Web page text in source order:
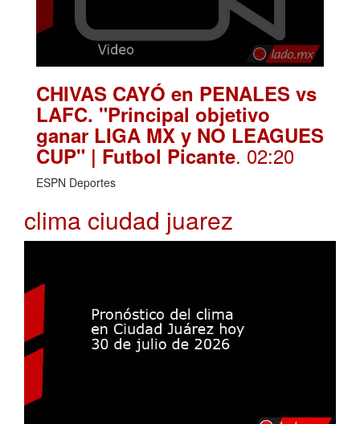
CHIVAS CAYÓ en PENALES vs
LAFC. "Principal objetivo
ganar LIGA MX y NO LEAGUES
CUP" | Futbol Picante. 02:20
ESPN Deportes
clima ciudad juarez